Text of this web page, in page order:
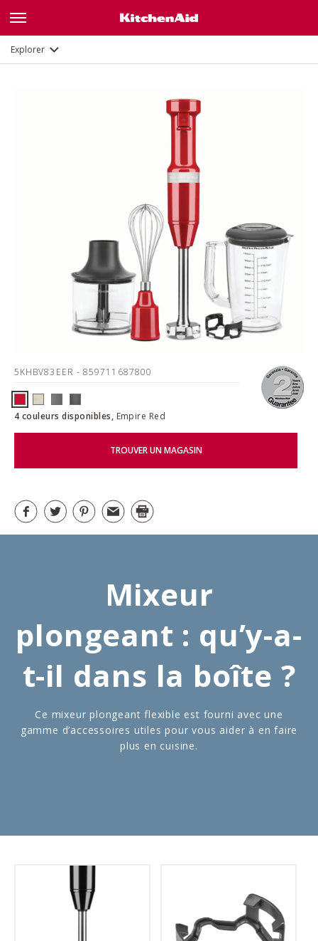
Explorer
5KHBV83EER - 859711687800
4 couleurs disponibles, Empire Red
TROUVER UN MAGASIN
Mixeur
plongeant : qu’y-a-
t-il dans la boîte ?
Ce mixeur plongeant flexible est fourni avec une
gamme d’accessoires utiles pour vous aider à en faire
plus en cuisine.